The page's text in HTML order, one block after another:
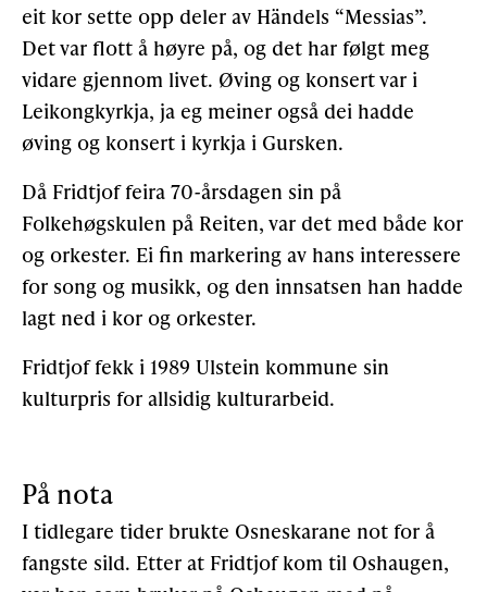
eit kor sette opp deler av Händels “Messias”.
Det var flott å høyre på, og det har følgt meg
vidare gjennom livet. Øving og konsert var i
Leikongkyrkja, ja eg meiner også dei hadde
øving og konsert i kyrkja i Gursken.
Då Fridtjof feira 70-årsdagen sin på
Folkehøgskulen på Reiten, var det med både kor
og orkester. Ei fin markering av hans interessere
for song og musikk, og den innsatsen han hadde
lagt ned i kor og orkester.
Fridtjof fekk i 1989 Ulstein kommune sin
kulturpris for allsidig kulturarbeid.
På nota
I tidlegare tider brukte Osneskarane not for å
fangste sild. Etter at Fridtjof kom til Oshaugen,